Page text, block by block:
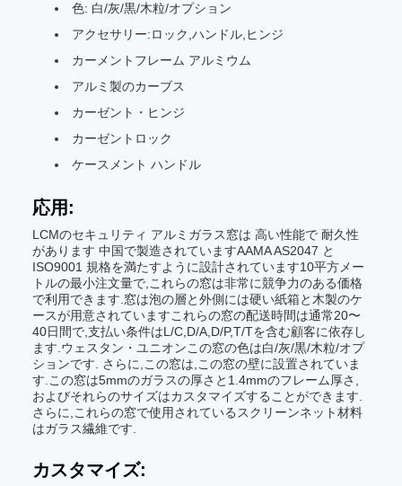
色: 白/灰/黒/木粒/オプション
アクセサリー:ロック,ハンドル,ヒンジ
カーメントフレーム アルミウム
アルミ製のカーブス
カーゼント・ヒンジ
カーゼントロック
ケースメント ハンドル
応用:
LCMのセキュリティ アルミガラス窓は 高い性能で 耐久性
があります 中国で製造されていますAAMA AS2047 と
ISO9001 規格を満たすように設計されています10平方メー
トルの最小注文量で,これらの窓は非常に競争力のある価格
で利用できます.窓は泡の層と外側には硬い紙箱と木製のケ
ースが用意されていますこれらの窓の配送時間は通常20〜
40日間で,支払い条件はL/C,D/A,D/P,T/Tを含む顧客に依存し
ます.ウェスタン・ユニオンこの窓の色は白/灰/黒/木粒/オプ
ションです. さらに,この窓は,この窓の壁に設置されていま
す.この窓は5mmのガラスの厚さと1.4mmのフレーム厚さ,
およびそれらのサイズはカスタマイズすることができます.
さらに,これらの窓で使用されているスクリーンネット材料
はガラス繊維です.
カスタマイズ: